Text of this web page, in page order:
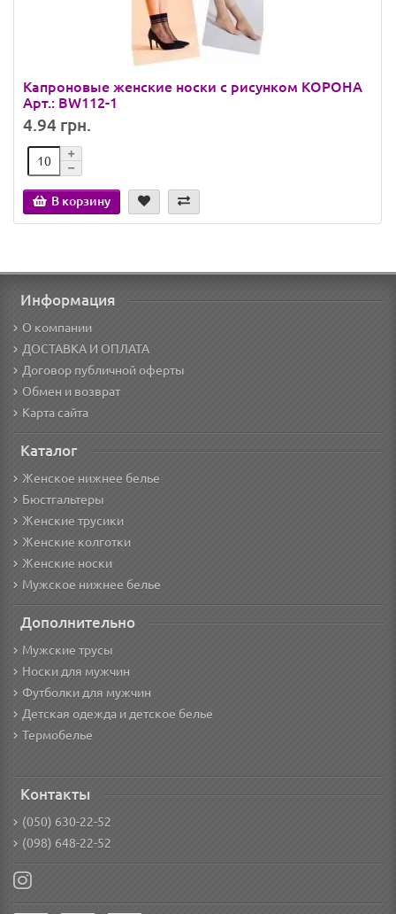
Капроновые женские носки с рисунком КОРОНА
Арт.: BW112-1
4.94 грн.
В корзину
Информация
О компании
ДОСТАВКА И ОПЛАТА
Договор публичной оферты
Обмен и возврат
Карта сайта
Каталог
Женское нижнее белье
Бюстгальтеры
Женские трусики
Женские колготки
Женские носки
Мужское нижнее белье
Дополнительно
Мужские трусы
Носки для мужчин
Футболки для мужчин
Детская одежда и детское белье
Термобелье
Контакты
(050) 630-22-52
(098) 648-22-52